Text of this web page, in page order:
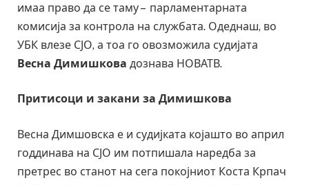
имаа право да се таму – парламентарната
комисија за контрола на службата. Одеднаш, во
УБК влезе СЈО, а тоа го овозможила судијата
Весна Димишкова дознава НОВАТВ.
Притисоци и закани за Димишкова
Весна Димшовска е и судијката којашто во април
годдинава на СЈО им потпишала наредба за
претрес во станот на сега покојниот Коста Крпач